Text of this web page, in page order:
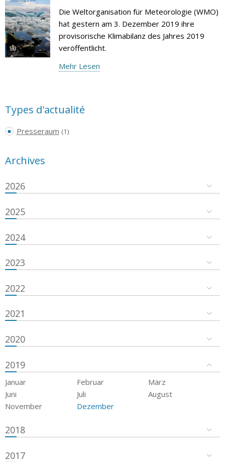
Die Weltorganisation für Meteorologie (WMO)
hat gestern am 3. Dezember 2019 ihre
provisorische Klimabilanz des Jahres 2019
veröffentlicht.
Mehr Lesen
Types d'actualité
Presseraum (1)
Archives
2026
2025
2024
2023
2022
2021
2020
2019
Januar Februar
März
Juni
Juli
August
November
Dezember
2018
2017